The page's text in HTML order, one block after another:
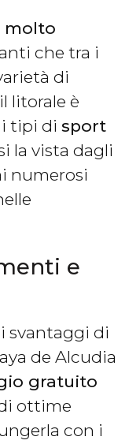
molto
che tra i
di
litorale è
tipi di sport
la vista dagli
numerosi
e
svantaggi di
de Alcudia
gratuito
ottime
con i